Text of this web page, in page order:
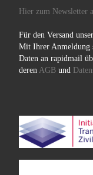
Hier zum Newsletter
Für den Versand
Mit Ihrer Anmeldung
Daten an rapidmail
deren AGBund